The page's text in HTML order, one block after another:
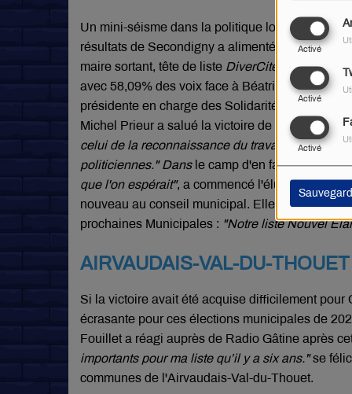
Activé
Activé
Activé
Un mini-séisme dans la politique locale qui s'est
résultats de Secondigny a alimenté les
maire sortant, tête de liste DiverCité
repart pour
avec 58,09% des voix face à Béatrice Largeau,
présidente en charge des Solidarités au
Michel Prieur a salué la victoire de son vice-
celui de la reconnaissance du travail effectué,
politiciennes." Dansle camp d'en face, réaction
que l'on espérait", a commencé l'élue
nouveau au conseil municipal. Elle a conclu en
prochaines Municipales : "Notre liste Nouvel
AIRVAUDAIS-VAL-DU-THOUET
Si la victoire avait été acquise difficilement
écrasante pour ces élections municipales de
Fouillet a réagi auprès de Radio Gâtine après
importants pour ma liste qu’il y a six ans."se
communes de l'Airvaudais-Val-du-Thouet.